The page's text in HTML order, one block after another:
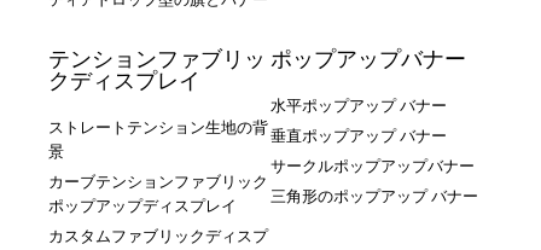
テンションファブリッ
クディスプレイ
ストレートテンション生地の背
景
カーブテンションファブリック
ポップアップディスプレイ
カスタムファブリックディスプ
ポップアップバナー
水平ポップアップ バナー
垂直ポップアップ バナー
サークルポップアップバナー
三角形のポップアップ バナー